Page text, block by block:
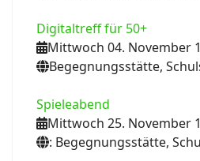
Digitaltreff für 50+
Mittwoch 04. November
Begegnungsstätte,
Spieleabend
Mittwoch 25. November
: Begegnungsstätte,